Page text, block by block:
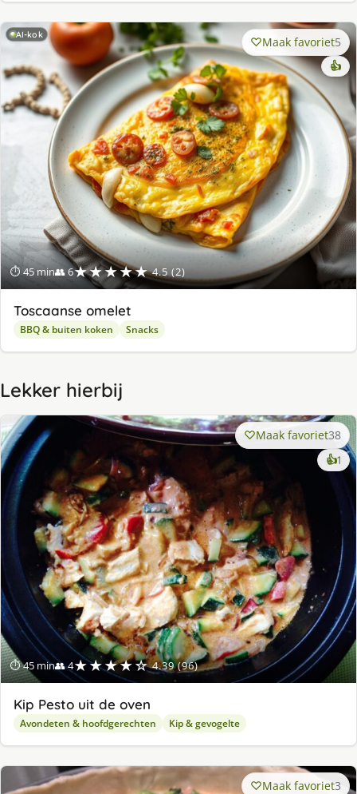
AI-kok
⏱ 45 min👥 6★★★★★ 4.5 (2)
Maak favoriet5
👍
Toscaanse omelet
BBQ & buiten koken Snacks
Lekker hierbij
⏱ 45 min👥 4★★★★☆ 4.39 (96)
Maak favoriet38
👍1
Kip Pesto uit de oven
Avondeten & hoofdgerechten Kip & gevogelte
Maak favoriet3